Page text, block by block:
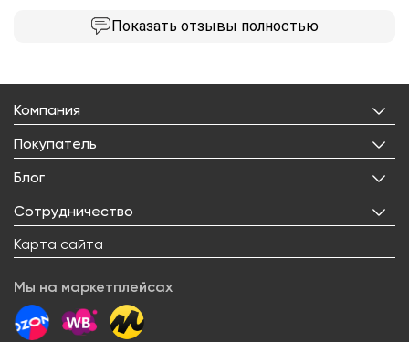
Показать отзывы полностью
Компания
О нас
Лицензии
Реквизиты
Правовая информация
Контакты
Покупатель
Личный кабинет
Избранное
Доставка
Возврат товара
Сервисный центр
Как заказать
Блог
Все статьи
О товарах
Сотрудничество
Оптовым покупателям
Арендодателям
Блогерам
Карта сайта
Мы на маркетплейсах